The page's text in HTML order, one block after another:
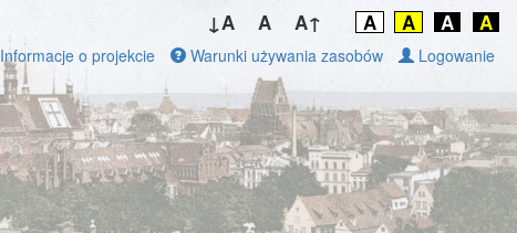
↓A A A↑ A A A A
Informacje o projekcie Warunki używania zasobów Logowanie